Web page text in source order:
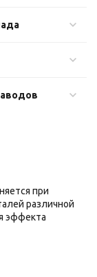
при
различной
эффекта